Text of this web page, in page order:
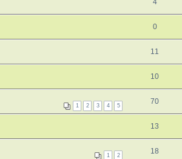
4
0
11
10
1 2 3 4 5 70
13
1 2 18